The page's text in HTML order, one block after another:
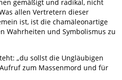
gemäßigt und radikal, nicht
allen Vertretern dieser
ist, ist die chamäleonartige
Wahrheiten und Symbolismus zu
„du sollst die Ungläubigen
zum Massenmord und für